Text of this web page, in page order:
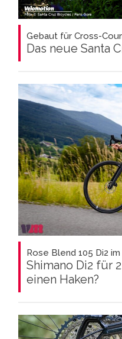
Gebaut für Cross-
Das neue Santa
Rose Blend 105 Di2
Shimano Di2 für
einen Haken?